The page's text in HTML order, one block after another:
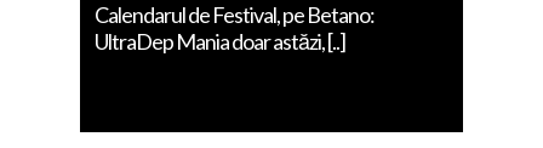
Calendarul de Festival, pe Betano:
UltraDep Mania doar astăzi, [..]